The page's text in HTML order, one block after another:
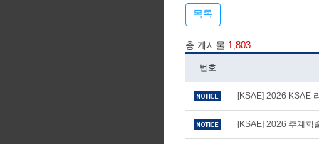
목록
총 게시물 1,803
번호
[KSAE] 2026 KSAE
[KSAE] 2026 추계학